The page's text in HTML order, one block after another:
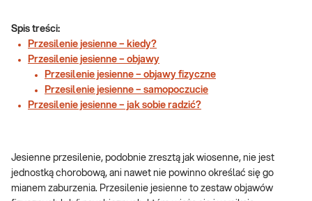
Spis treści:
Przesilenie jesienne – kiedy?
Przesilenie jesienne – objawy
Przesilenie jesienne – objawy fizyczne
Przesilenie jesienne – samopoczucie
Przesilenie jesienne – jak sobie radzić?
Jesienne przesilenie, podobnie zresztą jak wiosenne, nie jest
jednostką chorobową, ani nawet nie powinno określać się go
mianem zaburzenia. Przesilenie jesienne to zestaw objawów